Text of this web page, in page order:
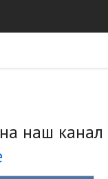
наш канал